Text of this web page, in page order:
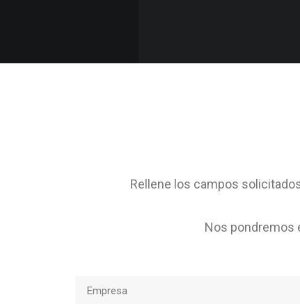
Rellene los campos
Nos pondremos